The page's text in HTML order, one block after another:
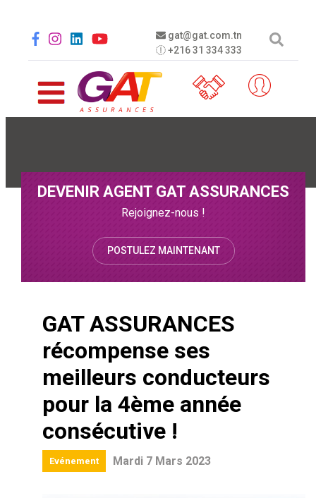
gat@gat.com.tn
+216 31 334 333
Social menu
DEVENIR AGENT GAT ASSURANCES
Rejoignez-nous !
POSTULEZ MAINTENANT
GAT ASSURANCES
récompense ses
meilleurs conducteurs
pour la 4ème année
consécutive !
Evénement Mardi 7 Mars 2023